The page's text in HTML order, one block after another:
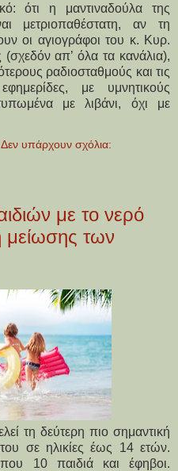
ότι η μαντιναδούλα της
μετριοπαθέστατη, αν τη
οι αγιογράφοι του κ. Κυρ.
απ’ όλα τα κανάλια),
ραδιοσταθμούς και τις
με υμνητικούς
με λιβάνι, όχι με
Δεν υπάρχουν σχόλια:
με το νερό
μείωσης των
τη δεύτερη πιο σημαντική
σε ηλικίες έως 14 ετών.
10 παιδιά και έφηβοι.